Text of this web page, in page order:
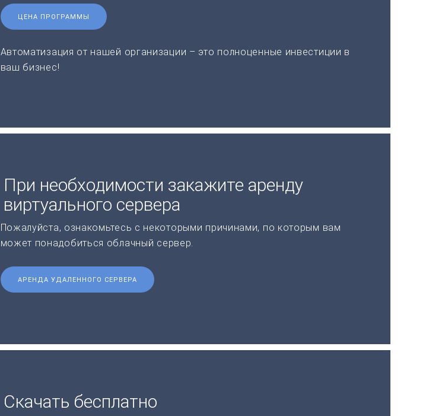
ЦЕНА ПРОГРАММЫ
Автоматизация от нашей организации – это полноценные инвестиции в
ваш бизнес!
При необходимости закажите аренду
виртуального сервера
Пожалуйста, ознакомьтесь с некоторыми причинами, по которым вам
может понадобиться облачный сервер.
АРЕНДА УДАЛЕННОГО СЕРВЕРА
Скачать бесплатно